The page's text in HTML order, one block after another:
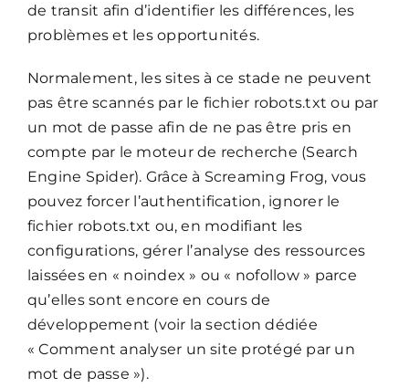
de transit afin d’identifier les différences, les
problèmes et les opportunités.
Normalement, les sites à ce stade ne peuvent
pas être scannés par le fichier robots.txt ou par
un mot de passe afin de ne pas être pris en
compte par le moteur de recherche (Search
Engine Spider). Grâce à Screaming Frog, vous
pouvez forcer l’authentification, ignorer le
fichier robots.txt ou, en modifiant les
configurations, gérer l’analyse des ressources
laissées en « noindex » ou « nofollow » parce
qu’elles sont encore en cours de
développement (voir la section dédiée
« Comment analyser un site protégé par un
mot de passe »).